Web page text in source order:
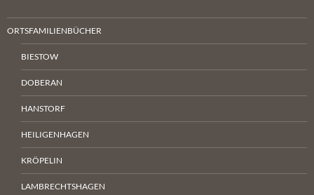
ORTSFAMILIENBÜCHER
BIESTOW
DOBERAN
HANSTORF
HEILIGENHAGEN
KRÖPELIN
LAMBRECHTSHAGEN